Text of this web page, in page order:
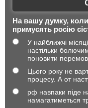
На вашу думку, коли
примусять росію
У найближчі
настільки
поновити
Цього року не
процесу. А от
рф навпаки піде
намагатиметься